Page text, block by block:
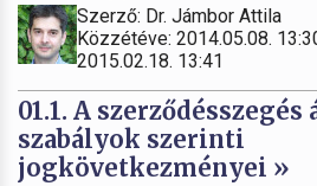
Szerző: Dr. Jámbor Attila
Közzétéve: 2014.05.08.
2015.02.18. 13:41
01.1. A
szabályok szerinti
jogkövetkezményei »